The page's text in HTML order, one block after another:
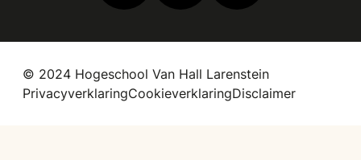
© 2024 Hogeschool Van Hall Larenstein
PrivacyverklaringCookieverklaringDisclaimer